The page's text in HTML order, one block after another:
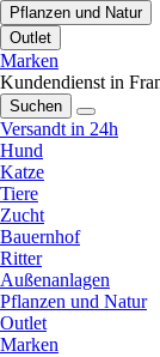
Pflanzen und Natur
Outlet
Marken
Kundendienst in
Suchen
Versandt in 24h
Hund
Katze
Tiere
Zucht
Bauernhof
Ritter
Außenanlagen
Pflanzen und Natur
Outlet
Marken